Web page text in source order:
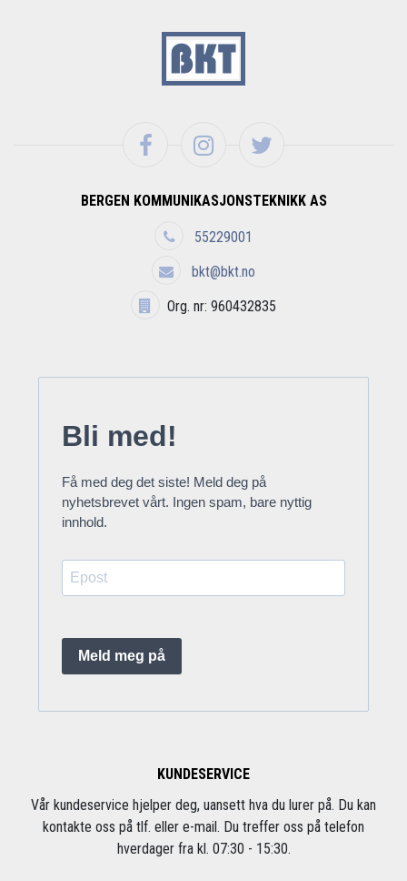
BERGEN KOMMUNIKASJONSTEKNIKK AS
55229001
bkt@bkt.no
Org. nr: 960432835
Bli med!
Få med deg det siste! Meld deg på
nyhetsbrevet vårt. Ingen spam, bare nyttig
innhold.
Meld meg på
KUNDESERVICE
Vår kundeservice hjelper deg, uansett hva du lurer på. Du kan
kontakte oss på tlf. eller e-mail. Du treffer oss på telefon
hverdager fra kl. 07:30 - 15:30.